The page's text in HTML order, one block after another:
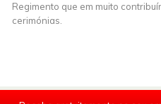
Regimento que em muito
cerimónias.